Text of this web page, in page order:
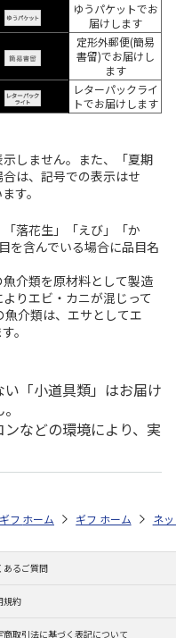
ゆうパケットでお
届けします
定形外郵便(簡易
書留)でお届けし
ます
レターパックライ
トでお届けします
しません。また、「夏期
は、記号での表示はせ
す。
落花生」「えび」「か
を含んでいる場合に品目名
介類を原材料として製造
りエビ・カニが混じって
介類は、エサとしてエ
。
「小道具類」はお届け
などの環境により、実
ト特集 2026 お菓子・スイーツ
お中元・夏ギフト特集 2026
ギフトストア お中元・夏ギフト
ホーム ギフトストア お
ホーム ネ
あるご質問
規約
商取引法に基づく表記について